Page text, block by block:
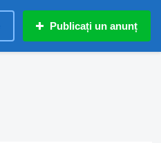
Publicați un anunț